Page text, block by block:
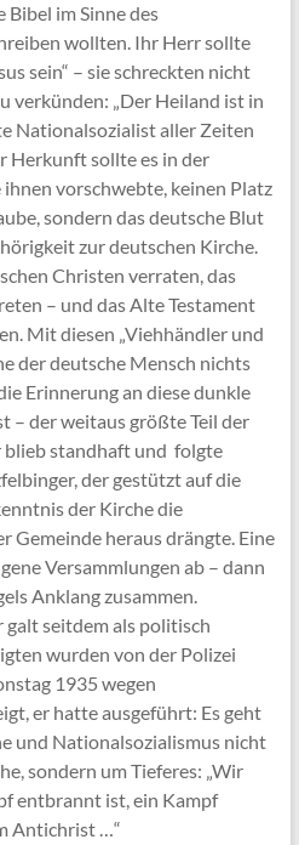
Bibel im Sinne des
wollten. Ihr Herr sollte
sein“ – sie schreckten nicht
verkünden: „Der Heiland ist in
Nationalsozialist aller Zeiten
Herkunft sollte es in der
vorschwebte, keinen Platz
sondern das deutsche Blut
zur deutschen Kirche.
Christen verraten, das
– und das Alte Testament
Mit diesen „Viehhändler und
der deutsche Mensch nichts
Erinnerung an diese dunkle
– der weitaus größte Teil der
standhaft und folgte
der gestützt auf die
der Kirche die
Gemeinde heraus drängte. Eine
Versammlungen ab – dann
Anklang zusammen.
seitdem als politisch
wurden von der Polizei
1935 wegen
er hatte ausgeführt: Es geht
und Nationalsozialismus nicht
sondern um Tieferes: „Wir
entbrannt ist, ein Kampf
Antichrist …“